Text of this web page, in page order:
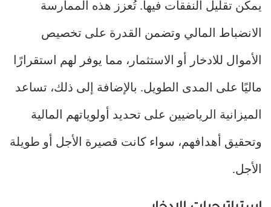
يمكن تقليل النفقات فيها. تُعزز هذه الممارسة
الانضباط المالي وتضمن القدرة على تخصيص
الأموال للادخار أو الاستثمار، مما يوفر لهم استقرارًا
ماليًا على المدى الطويل. بالإضافة إلى ذلك، تساعد
الميزانية الرياضيين على تحديد أولوياتهم المالية
وتحقيق أهدافهم، سواء كانت قصيرة الأجل أو طويلة
الأجل.